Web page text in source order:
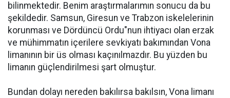
bilinmektedir. Benim araştırmalarımın sonucu da bu
şekildedir. Samsun, Giresun ve Trabzon iskelelerinin
korunması ve Dördüncü Ordu"nun ihtiyacı olan erzak
ve mühimmatın içerilere sevkiyatı bakımından Vona
limanının bir üs olması kaçınılmazdır. Bu yüzden bu
limanın güçlendirilmesi şart olmuştur.
Bundan dolayı nereden bakılırsa bakılsın, Vona limanı